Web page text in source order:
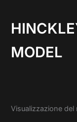
MODEL
Visualizzazione del